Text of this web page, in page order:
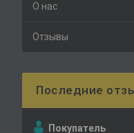
О нас
Отзывы
Покупатель